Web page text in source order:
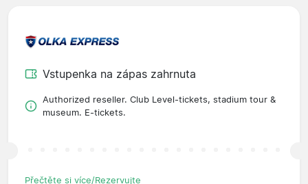
Vstupenka na zápas zahrnuta
Authorized reseller. Club Level-tickets, stadium tour &
museum. E-tickets.
Přečtěte si více/Rezervujte